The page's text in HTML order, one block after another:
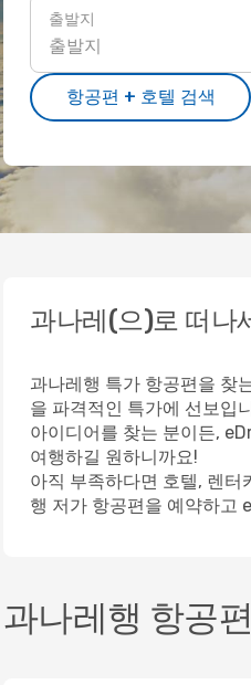
출발지
항공편 + 호텔 검색
과나레(으)로 떠나
과나레행 특가 항공편을 찾
을 파격적인 특가에 선보입
아이디어를 찾는 분이든,
여행하길 원하니까요!
아직 부족하다면 호텔, 렌
행 저가 항공편을 예약하고
과나레행 항공